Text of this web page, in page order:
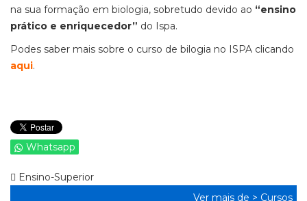
na sua formação em biologia, sobretudo devido ao “ensino
prático e enriquecedor” do Ispa.
Podes saber mais sobre o curso de bilogia no ISPA clicando
aqui.
Whatsapp
Ensino-Superior
Ver mais de > Cursos